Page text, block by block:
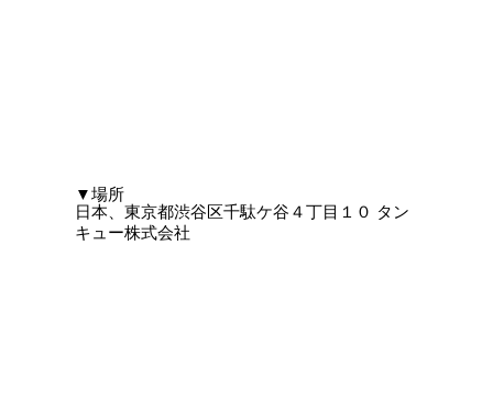
日本、東京都渋谷区千駄ケ谷４丁目１０ タン
キュー株式会社
​▼場所